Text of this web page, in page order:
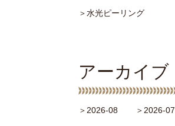
＞水光ピーリング
アーカイブ
＞2026-08 ＞2026-07